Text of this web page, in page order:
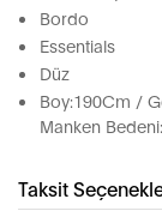
Bordo
Essentials
Düz
Boy:190Cm /
Manken
Taksit